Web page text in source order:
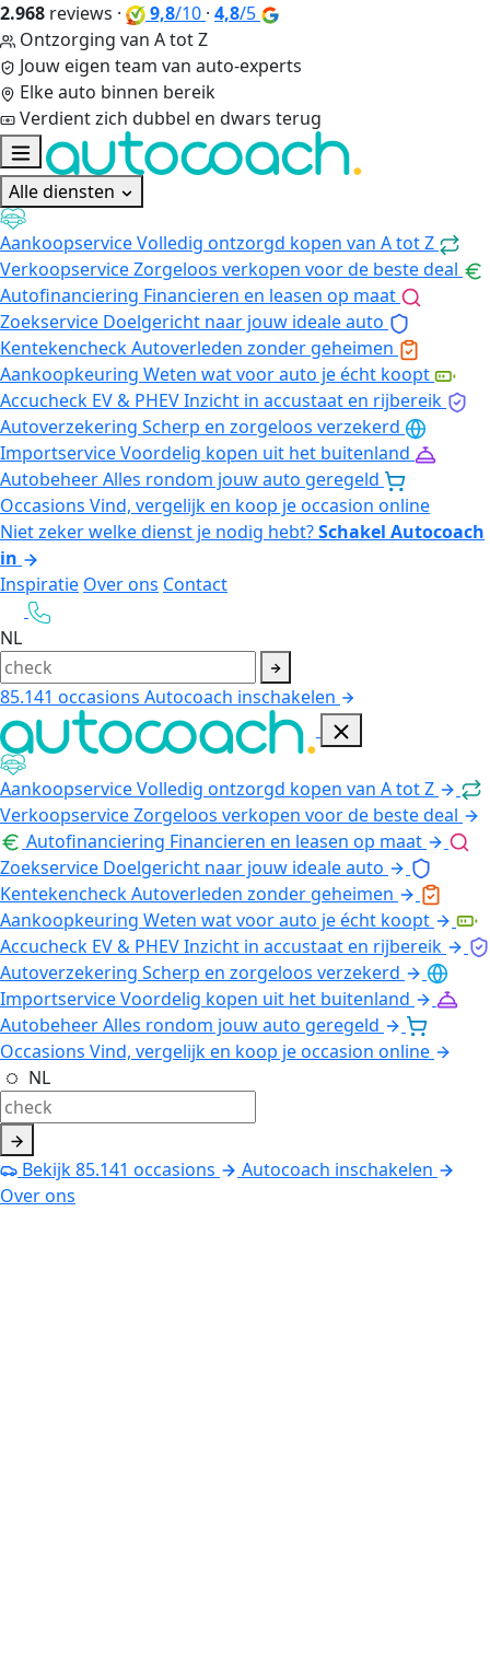
2.968 reviews · 9,8/10 · 4,8/5
Ontzorging van A tot Z
Jouw eigen team van auto-experts
Elke auto binnen bereik
Verdient zich dubbel en dwars terug
Alle diensten
AankoopserviceVolledig ontzorgd kopen van A tot Z
VerkoopserviceZorgeloos verkopen voor de beste deal
Autofinanciering Financieren en leasen op maat
Zoekservice Doelgericht naar jouw ideale auto
KentekencheckAutoverleden zonder geheimen
Aankoopkeuring Weten wat voor auto je écht koopt
Accucheck EV & PHEVInzicht in accustaat en rijbereik
Autoverzekering Scherp en zorgeloos verzekerd
ImportserviceVoordelig kopen uit het buitenland
AutobeheerAlles rondom jouw auto geregeld
Occasions Vind, vergelijk en koop je occasion online
Niet zeker welke dienst je nodig hebt?Schakel Autocoach
in
Inspiratie Over ons Contact
NL
85.141 occasions Autocoach inschakelen
AankoopserviceVolledig ontzorgd kopen van A tot Z
VerkoopserviceZorgeloos verkopen voor de beste deal
Autofinanciering Financieren en leasen op maat
Zoekservice Doelgericht naar jouw ideale auto
KentekencheckAutoverleden zonder geheimen
Aankoopkeuring Weten wat voor auto je écht koopt
Accucheck EV & PHEVInzicht in accustaat en rijbereik
Autoverzekering Scherp en zorgeloos verzekerd
ImportserviceVoordelig kopen uit het buitenland
AutobeheerAlles rondom jouw auto geregeld
Occasions Vind, vergelijk en koop je occasion online
NL
Bekijk85.141 occasions
Autocoach inschakelen
Over ons